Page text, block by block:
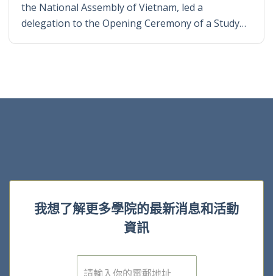
the National Assembly of Vietnam, led a
delegation to the Opening Ceremony of a Study…
我想了解更多學院的最新消息和活動
資訊
電
子